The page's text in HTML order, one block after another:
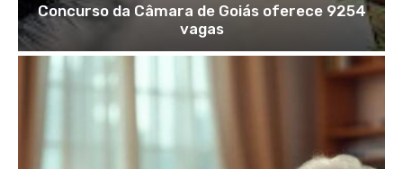
Concurso da Câmara de Goiás oferece 9254
vagas